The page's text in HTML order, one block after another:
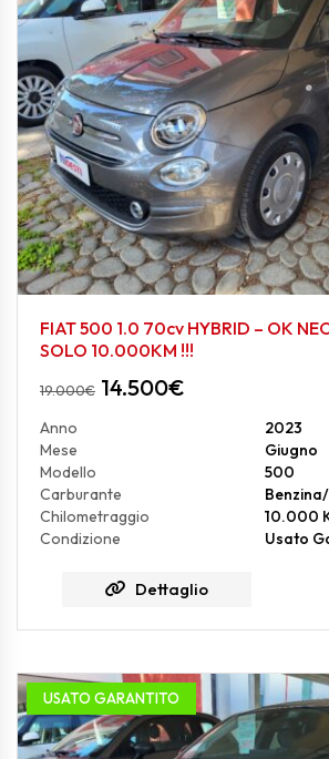
FIAT 500 1.0 70cv HYBRID – OK
SOLO 10.000KM !!!
19.000€ 14.500€
Anno
2023
Mese
Giugno
Modello
500
Carburante
Chilometraggio
10.000
Condizione
Usato
Dettaglio
USATO GARANTITO